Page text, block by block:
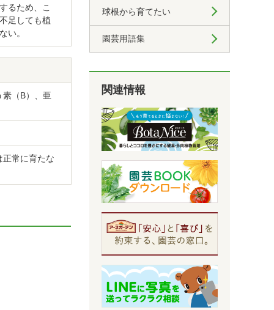
るため、こ
足しても植
い。
（B）、亜
常に育たな
球根から育てたい
園芸用語集
関連情報